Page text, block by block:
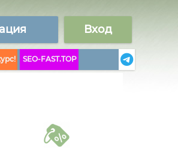
Вход
SEO-FAST.TOP